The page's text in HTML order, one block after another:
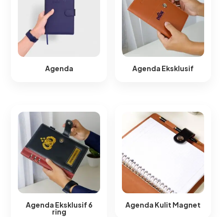
Agenda Agenda Eksklusif
Agenda Eksklusif 6
ring​
Agenda Kulit Magnet​